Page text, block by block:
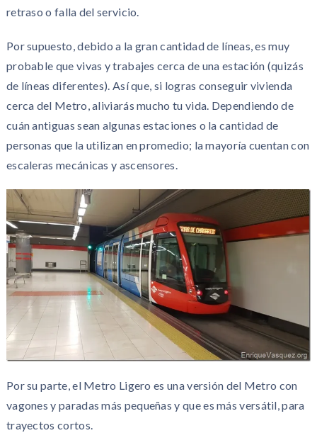
retraso o falla del servicio.
Por supuesto, debido a la gran cantidad de líneas, es muy
probable que vivas y trabajes cerca de una estación (quizás
de líneas diferentes). Así que, si logras conseguir vivienda
cerca del Metro, aliviarás mucho tu vida. Dependiendo de
cuán antiguas sean algunas estaciones o la cantidad de
personas que la utilizan en promedio; la mayoría cuentan con
escaleras mecánicas y ascensores.
Por su parte, el Metro Ligero es una versión del Metro con
vagones y paradas más pequeñas y que es más versátil, para
trayectos cortos.